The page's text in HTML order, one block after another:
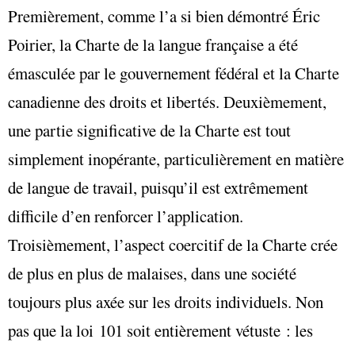
Premièrement, comme l’a si bien démontré Éric
Poirier, la Charte de la langue française a été
émasculée par le gouvernement fédéral et la Charte
canadienne des droits et libertés. Deuxièmement,
une partie significative de la Charte est tout
simplement inopérante, particulièrement en matière
de langue de travail, puisqu’il est extrêmement
difficile d’en renforcer l’application.
Troisièmement, l’aspect coercitif de la Charte crée
de plus en plus de malaises, dans une société
toujours plus axée sur les droits individuels. Non
pas que la loi 101 soit entièrement vétuste : les